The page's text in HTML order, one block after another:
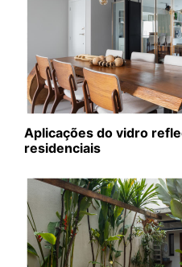
Aplicações do vidro
residenciais